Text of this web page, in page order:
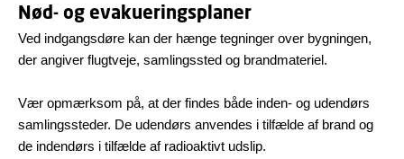
Nød- og evakueringsplaner
Ved indgangsdøre kan der hænge tegninger over bygningen,
der angiver flugtveje, samlingssted og brandmateriel.
Vær opmærksom på, at der findes både inden- og udendørs
samlingssteder. De udendørs anvendes i tilfælde af brand og
de indendørs i tilfælde af radioaktivt udslip.